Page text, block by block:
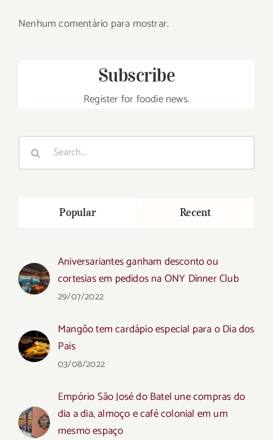
Nenhum comentário para mostrar.
Subscribe
Register for foodie news.
Search
Popular Recent
Aniversariantes ganham desconto ou
cortesias em pedidos na ONY Dinner Club
29/07/2022
Mangôo tem cardápio especial para o Dia dos
Pais
03/08/2022
Empório São José do Batel une compras do
dia a dia, almoço e café colonial em um
mesmo espaço